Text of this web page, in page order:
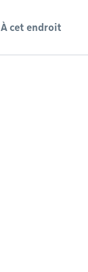
À cet endroit